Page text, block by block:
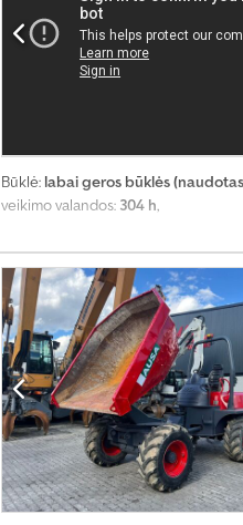
Būklė: labai geros būklės
veikimo valandos: 304 h